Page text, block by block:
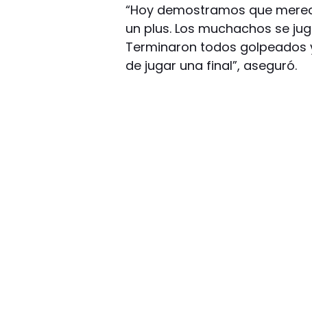
“Hoy demostramos que
un plus. Los muchachos se
Terminaron todos
de jugar una final”, aseguró.